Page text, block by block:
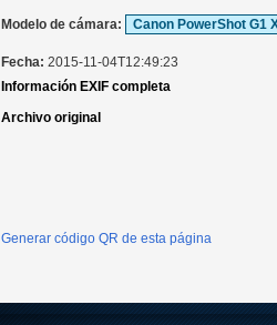
Modelo de cámara: Canon PowerShot G1 X
Fecha: 2015-11-04T12:49:23
Información EXIF completa
Archivo original
Generar código QR de esta página